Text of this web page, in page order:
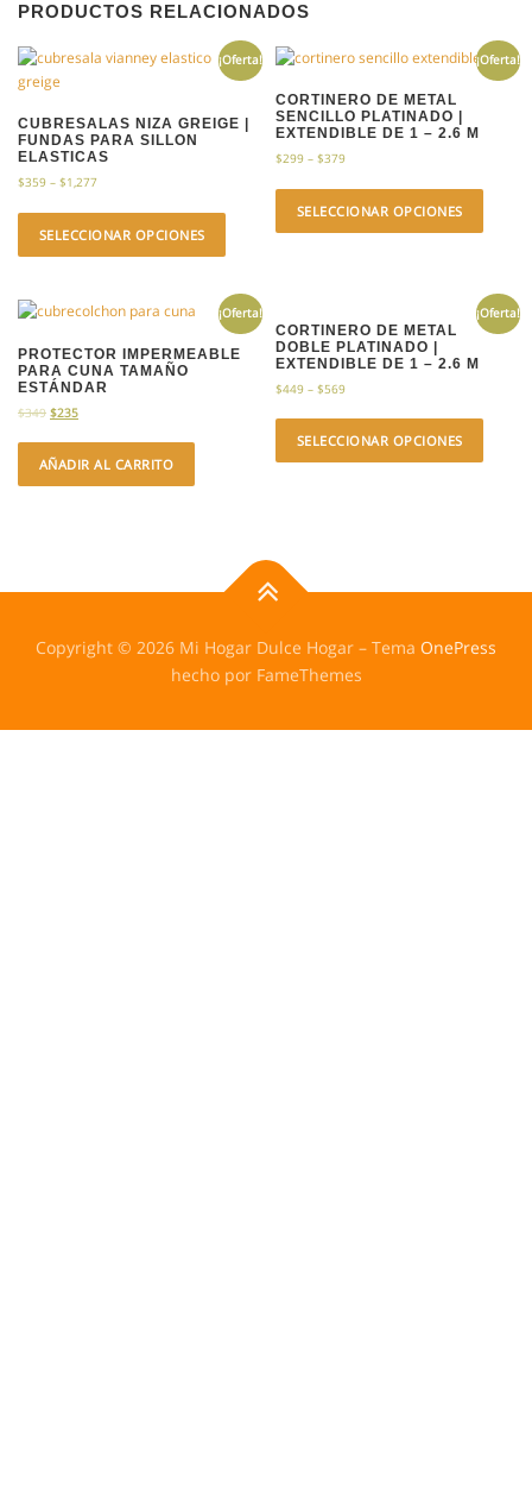
PRODUCTOS RELACIONADOS
¡Oferta!
CUBRESALAS NIZA GREIGE |
FUNDAS PARA SILLON
ELASTICAS
$359 – $1,277
SELECCIONAR OPCIONES
¡Oferta!
CORTINERO DE METAL
SENCILLO PLATINADO |
EXTENDIBLE DE 1 – 2.6 M
$299 –$379
SELECCIONAR OPCIONES
¡Oferta!
PROTECTOR IMPERMEABLE
PARA CUNA TAMAÑO
ESTÁNDAR
$349 $235
AÑADIR AL CARRITO
¡Oferta!
CORTINERO DE METAL
DOBLE PLATINADO |
EXTENDIBLE DE 1 – 2.6 M
$449 –$569
SELECCIONAR OPCIONES
Copyright © 2026 Mi Hogar Dulce Hogar – Tema OnePress
hecho por FameThemes